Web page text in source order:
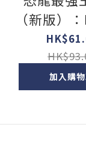
（新版）
奪淘
加入購